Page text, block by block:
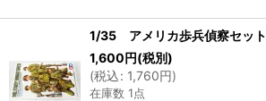
1/35 アメリカ歩兵偵察セット
1,600円(税別)
(税込: 1,760円)
在庫数 1点